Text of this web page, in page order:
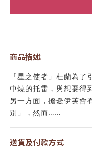
商品描述
「星之使者」杜蘭為
中燒的托雷，與想要得
另一方面，擔憂伊芙會
別」，然而……
送貨及付款方式